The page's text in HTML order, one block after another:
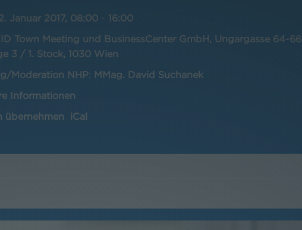
Januar 2017, 08:00- 16:00
Town Meeting und BusinessCenter GmbH, Ungargasse 64-66
3 / 1. Stock, 1030 Wien
Moderation NHP: MMag. David Suchanek
Informationen
übernehmen
iCal